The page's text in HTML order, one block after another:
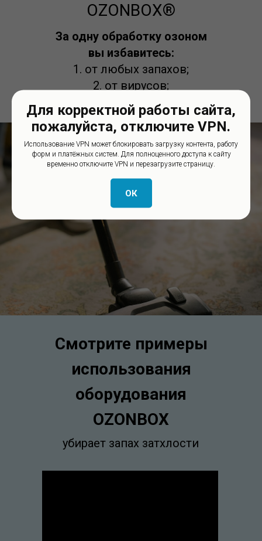
За одну обработку озоном
вы избавитесь:
1. от любых запахов;
2. от вирусов;
3. от грибков и плесени;
OZONBOX®
Смотрите примеры
использования
оборудования
OZONBOX
убирает запах затхлости
Для корректной работы сайта,
пожалуйста, отключите VPN.
Использование VPN может блокировать загрузку контента, работу
форм и платёжных систем. Для полноценного доступа к сайту
временно отключите VPN и перезагрузите страницу.
ОК